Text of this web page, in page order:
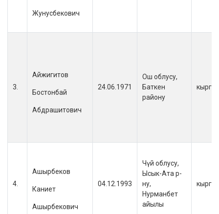
Жунусбекович
3.
Айжигитов
Бостонбай
Абдрашитович
24.06.1971
Ош облусу,
Баткен
району
4.
Ашырбеков
Каниет
Ашырбекович
04.12.1993
Чүй облусу,
Ысык-Ата р-
ну,
Нурманбет
айылы